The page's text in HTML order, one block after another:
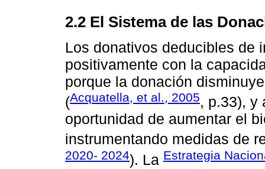
2.2 El Sistema de las
Los donativos deducibles de
positivamente con la
porque la donación
(Acquatella, et al., 2005, p.33), y
oportunidad de aumentar el
instrumentando medidas de
2020- 2024). La Estrategia